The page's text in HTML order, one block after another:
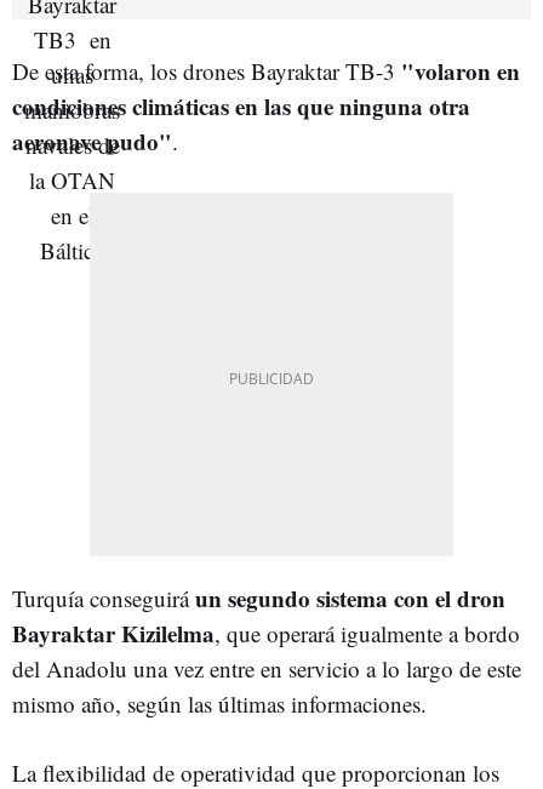
De esta forma, los drones Bayraktar TB-3 "volaron en
condiciones climáticas en las que ninguna otra
aeronave pudo".
Turquía conseguiráun segundo sistema con el dron
Bayraktar Kizilelma, que operará igualmente a bordo
del Anadolu una vez entre en servicio a lo largo de este
mismo año, según las últimas informaciones.
La flexibilidad de operatividad que proporcionan los